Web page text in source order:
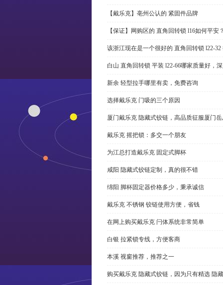
【戴乐克】亳州公认的 紧固件品牌
【保证】网购区的 直角回转锁 l16如何平安
该浙江现在是一个很好的 直角回转锁 l22-
白山 直角回转锁 平装 l22-66哪家质量好，
新余 轻型拉手哪里有卖，免费咨询
选择戴乐克 门吸的三个原因
厦门戴乐克 隐藏式铰链，高品质征服厦门
戴乐克 摇把锁：多交一个朋友
为江总打造戴乐克 固定式脚杯
咸阳 隐藏式铰链定制，真的很不错
绵阳 脚杯固定器价格多少，秉承诚信
戴乐克 不锈钢 铰链使用方便，省钱
在网上购买戴乐克 闩体系统非常简单
白银 拉紧锁专线，方便客商
本溪 视窗推荐，推荐之一
购买戴乐克 隐藏式铰链，因为只有精选 隐